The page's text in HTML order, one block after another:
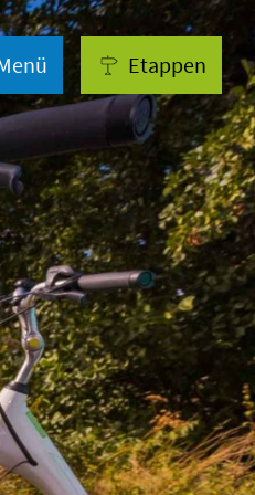
Etappen